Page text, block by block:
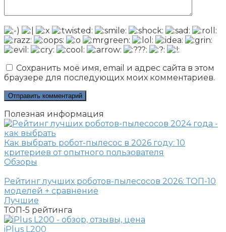
Сохранить моё имя, email и адрес сайта в этом
браузере для последующих моих комментариев.
Полезная информация
Как выбрать робот-пылесос в 2026 году: 10
критериев от опытного пользователя
Обзоры
Рейтинг лучших роботов-пылесосов 2026: ТОП-10
моделей + сравнение
Лучшие
ТОП-5 рейтинга
iPlus L200